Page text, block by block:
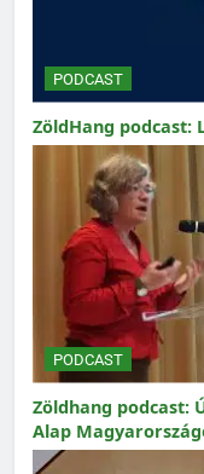
PODCAST
ZöldHang podcast:
PODCAST
Zöldhang podcast:
Alap